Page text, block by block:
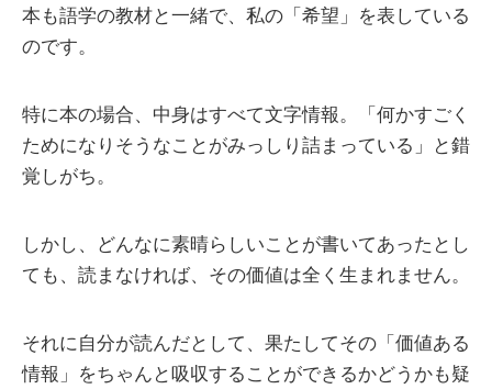
本も語学の教材と一緒で、私の「希望」を表している
のです。
特に本の場合、中身はすべて文字情報。「何かすごく
ためになりそうなことがみっしり詰まっている」と錯
覚しがち。
しかし、どんなに素晴らしいことが書いてあったとし
ても、読まなければ、その価値は全く生まれません。
それに自分が読んだとして、果たしてその「価値ある
情報」をちゃんと吸収することができるかどうかも疑